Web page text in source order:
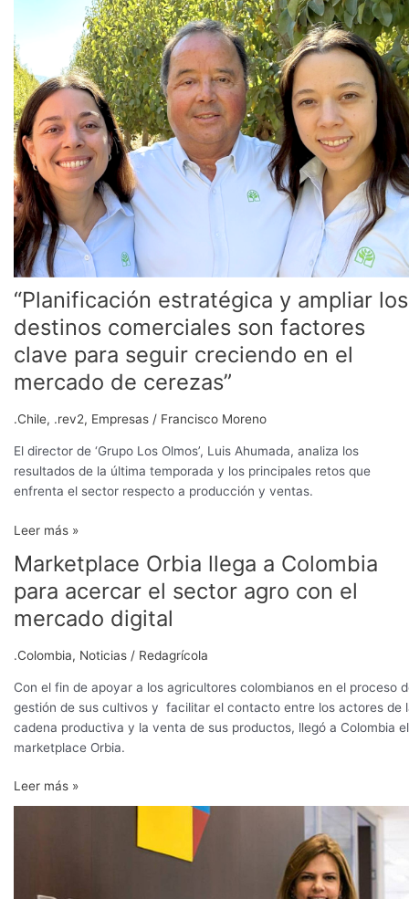
“Planificación estratégica y ampliar los
destinos comerciales son factores
clave para seguir creciendo en el
mercado de cerezas”
.Chile, .rev2, Empresas / Francisco Moreno
El director de ‘Grupo Los Olmos’, Luis Ahumada, analiza los
resultados de la última temporada y los principales retos que
enfrenta el sector respecto a producción y ventas.
los
destinos
comerciales
son
factores
clave
para
seguir
creciendo
en
el
mercado
de
cerezas”
Leer más »
Marketplace Orbia llega a Colombia
para acercar el sector agro con el
mercado digital
.Colombia, Noticias / Redagrícola
Con el fin de apoyar a los agricultores colombianos en el proceso
gestión de sus cultivos y facilitar el contacto entre los actores de
cadena productiva y la venta de sus productos, llegó a Colombia el
marketplace Orbia.
Marketplace
llega
a
para
acercar
sector
agro
elLeer más »